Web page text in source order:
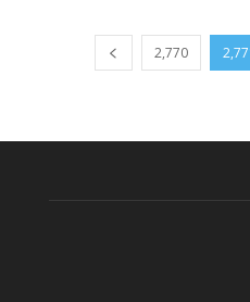
2,770